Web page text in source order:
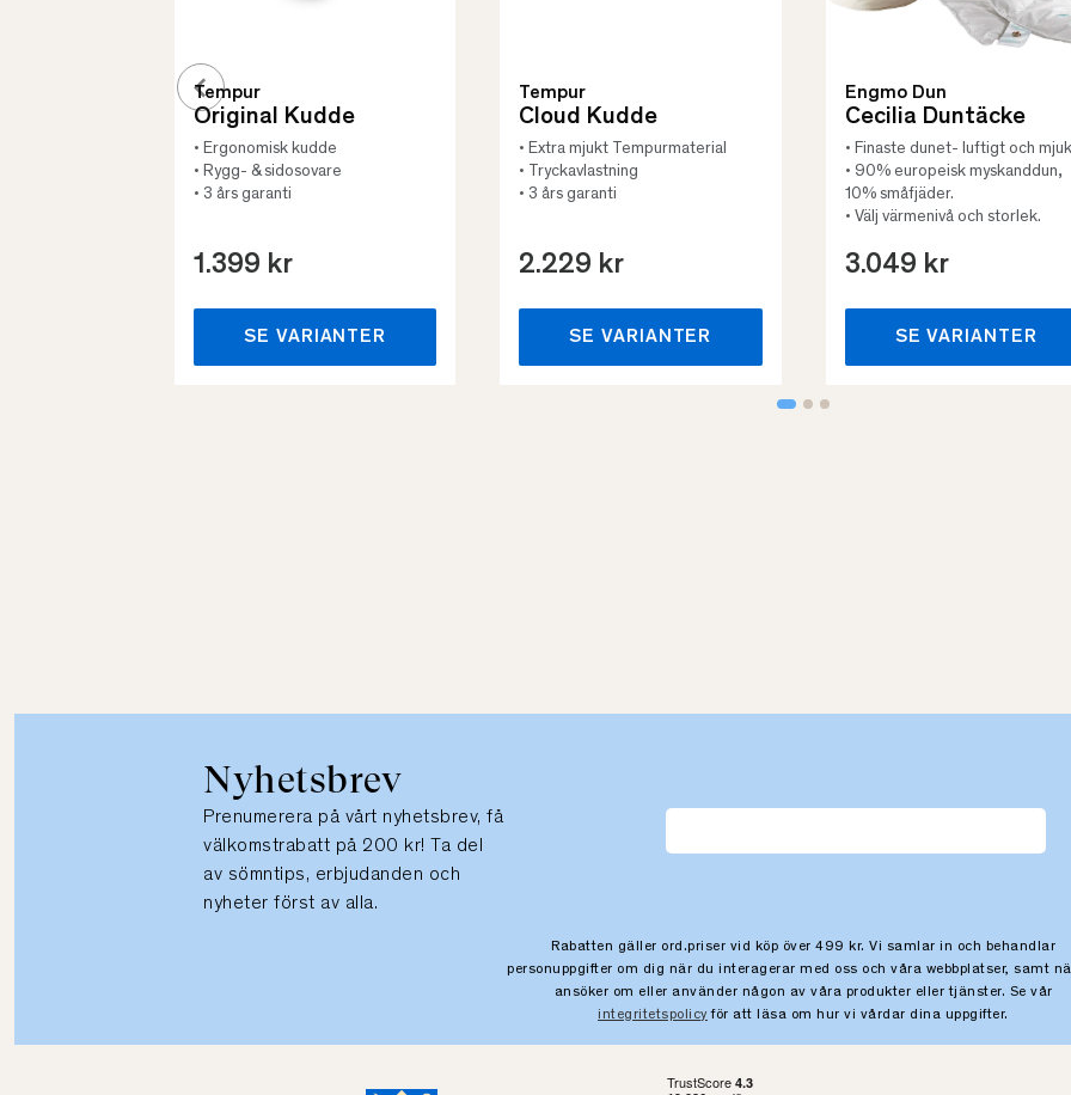
Tempur
Original Kudde
• Ergonomisk kudde
• Rygg- & sidosovare
• 3 års garanti
1.399 kr
SE VARIANTER
Tempur
Cloud Kudde
• Extra mjukt Tempurmaterial
• Tryckavlastning
• 3 års garanti
2.229 kr
SE VARIANTER
Engmo Dun
Cecilia Duntäcke
• Finaste dunet- luftigt och
• 90% europeisk myskanddun,
10% småfjäder.
• Välj värmenivå och storlek.
3.049 kr
SE VARIANTER
Nyhetsbrev
Prenumerera på vårt nyhetsbrev, få
välkomstrabatt på 200 kr! Ta del
av sömntips, erbjudanden och
nyheter först av alla.
Rabatten gäller ord.priser vid köp över 499 kr. Vi samlar in och behandlar
personuppgifter om dig när du interagerar med oss och våra webbplatser, samt
ansöker om eller använder någon av våra produkter eller tjänster. Se vår
integritetspolicy för att läsa om hur vi vårdar dina uppgifter.